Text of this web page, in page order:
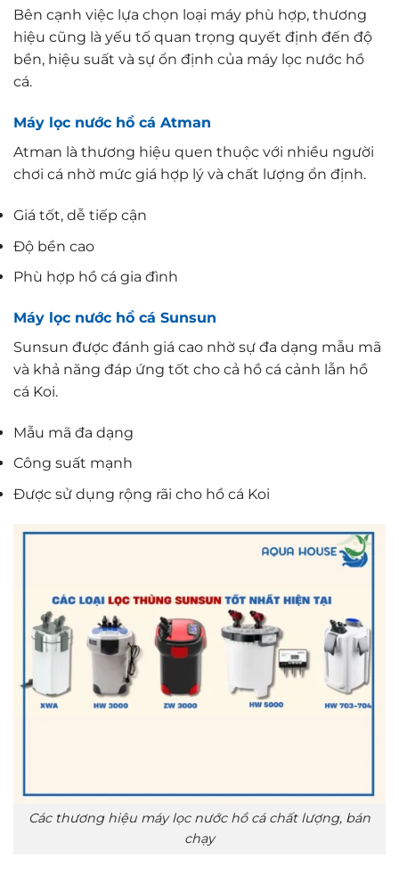
Bên cạnh việc lựa chọn loại máy phù hợp, thương
hiệu cũng là yếu tố quan trọng quyết định đến độ
bền, hiệu suất và sự ổn định của máy lọc nước hồ
cá.
Máy lọc nước hồ cá Atman
Atman là thương hiệu quen thuộc với nhiều người
chơi cá nhờ mức giá hợp lý và chất lượng ổn định.
Giá tốt, dễ tiếp cận
Độ bền cao
Phù hợp hồ cá gia đình
Máy lọc nước hồ cá Sunsun
Sunsun được đánh giá cao nhờ sự đa dạng mẫu mã
và khả năng đáp ứng tốt cho cả hồ cá cảnh lẫn hồ
cá Koi.
Mẫu mã đa dạng
Công suất mạnh
Được sử dụng rộng rãi cho hồ cá Koi
Các thương hiệu máy lọc nước hồ cá chất lượng, bán
chạy